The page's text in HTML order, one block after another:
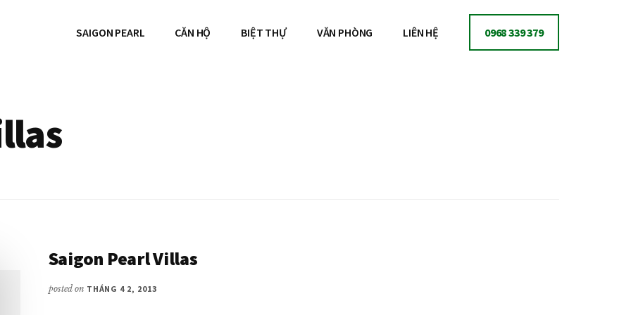
SAIGON PEARL CĂN HỘ BIỆT THỰ VĂN PHÒNG LIÊN HỆ 0968 339 379
Saigon Pearl Villas
posted on THÁNG 4 2, 2013